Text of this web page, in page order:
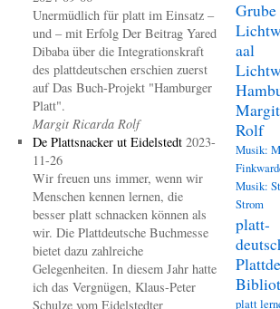
Unermüdlich für platt im Einsatz –
und – mit Erfolg Der Beitrag Yared
Dibaba über die Integrationskraft
des plattdeutschen erschien zuerst
auf Das Buch-Projekt "Hamburger
Platt".
Margit Ricarda Rolf
De Plattsnacker ut Eidelstedt 2023-
11-26
Wir freuen uns immer, wenn wir
Menschen kennen lernen, die
besser platt schnacken können als
wir. Die Plattdeutsche Buchmesse
bietet dazu zahlreiche
Gelegenheiten. In diesem Jahr hatte
ich das Vergnügen, Klaus-Peter
Schulze vom Eidelstedter
Grube
aal
Rolf
Musik:
Musik:
Strom
platt-
platt